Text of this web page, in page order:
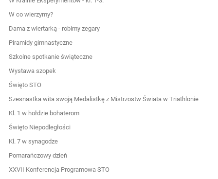
W co wierzymy?
Dama z wiertarką - robimy zegary
Piramidy gimnastyczne
Szkolne spotkanie świąteczne
Wystawa szopek
Święto STO
Szesnastka wita swoją Medalistkę z Mistrzostw Świata w Triathlonie
Kl. 1 w hołdzie bohaterom
Święto Niepodległości
Kl. 7 w synagodze
Pomarańczowy dzień
XXVII Konferencja Programowa STO